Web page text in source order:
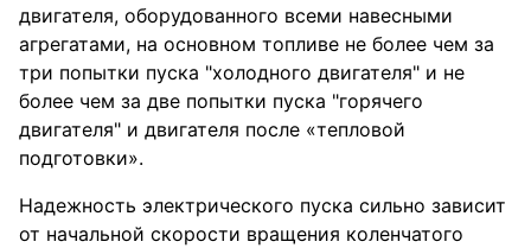
двигателя, оборудованного всеми навесными
агрегатами, на основном топливе не более чем за
три попытки пуска "холодного двигателя" и не
более чем за две попытки пуска "горячего
двигателя" и двигателя после «тепловой
подготовки».
Надежность электрического пуска сильно зависит
от начальной скорости вращения коленчатого